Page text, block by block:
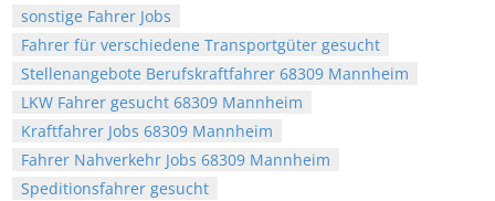
sonstige Fahrer Jobs
Fahrer für verschiedene Transportgüter gesucht
Stellenangebote Berufskraftfahrer 68309 Mannheim
LKW Fahrer gesucht 68309 Mannheim
Kraftfahrer Jobs 68309 Mannheim
Fahrer Nahverkehr Jobs 68309 Mannheim
Speditionsfahrer gesucht